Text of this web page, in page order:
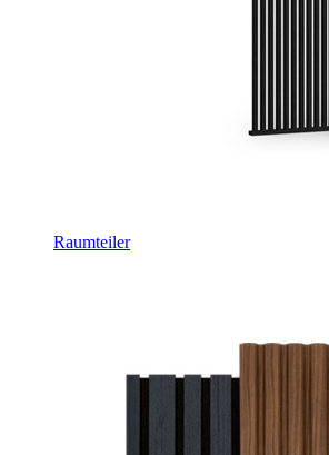
Raumteiler